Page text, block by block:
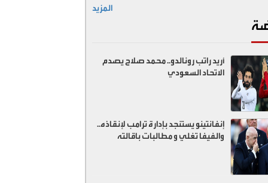
المزيد
أريد راتب رونالدو.. محمد صلاح يصدم
الاتحاد السعودي
إنفانتينو يستنجد بإدارة ترامب لإنقاذه..
والفيفا تغلي و مطالبات باقالته